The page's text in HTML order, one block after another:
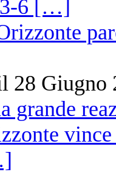
28 Giugno